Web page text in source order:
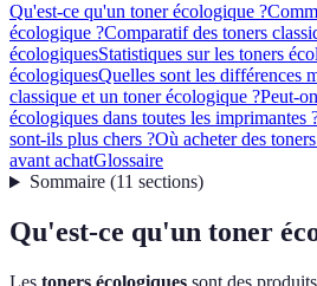
Qu'est-ce qu'un toner écologique ?
écologique ?Comparatif des toners
écologiquesStatistiques sur les toners
écologiquesQuelles sont les différences
classique et un toner écologique ?Peut-
écologiques dans toutes les imprimantes
sont-ils plus chers ?Où acheter des
avant achatGlossaire
Sommaire(11 sections)
Qu'est-ce qu'un toner